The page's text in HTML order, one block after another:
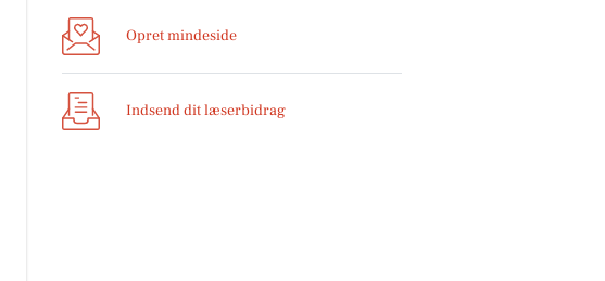
Opret mindeside
Indsend dit læserbidrag